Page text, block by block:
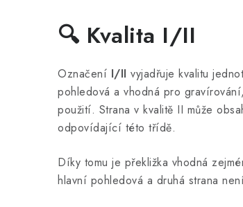
🔍 Kvalita I/II
Označení I/II vyjadřuje kvalitu
pohledová a vhodná pro
použití. Strana v kvalitě II může
odpovídající této třídě.
Díky tomu je překližka vhodná
hlavní pohledová a druhá strana